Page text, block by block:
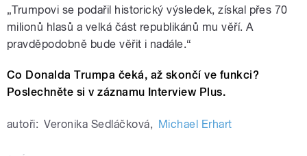
„Trumpovi se podařil historický výsledek, získal přes 70
milionů hlasů a velká část republikánů mu věří. A
pravděpodobně bude věřit i nadále.“
Co Donalda Trumpa čeká, až skončí ve funkci?
Poslechněte si v záznamu Interview Plus.
autoři: Veronika Sedláčková, Michael Erhart